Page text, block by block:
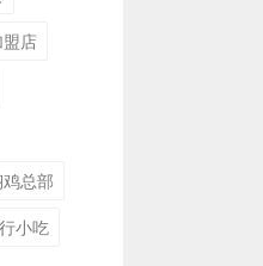
店
总部
小吃